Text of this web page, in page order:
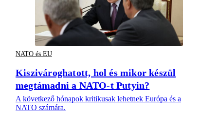
NATO és EU
Kiszivároghatott, hol és mikor készül
megtámadni a NATO-t Putyin?
A következő hónapok kritikusak lehetnek Európa és a
NATO számára.